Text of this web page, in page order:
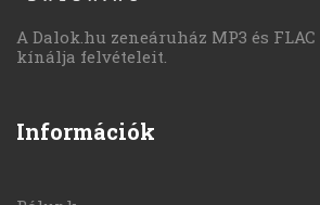
A Dalok.hu zeneáruház MP3 és
kínálja felvételeit.
Információk